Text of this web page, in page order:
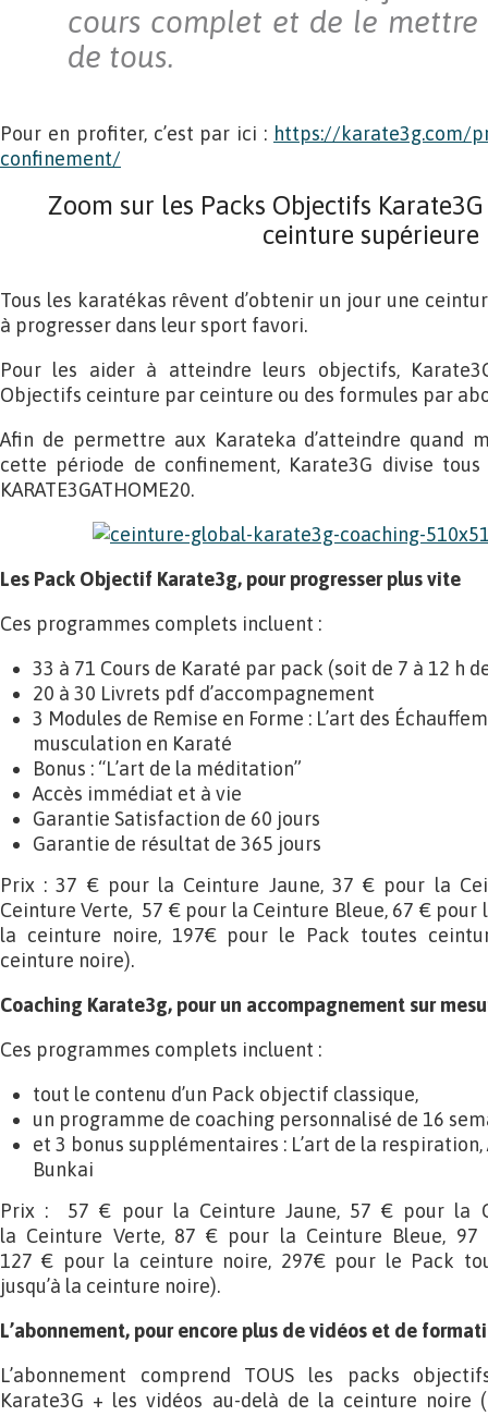
cours complet et de le
de tous.
Pour en profiter, c’est par ici : https://karate3g.com/
confinement/
Zoom sur les Packs Objectifs
ceinture supérieure
Tous les karatékas rêvent d’obtenir un jour une
à progresser dans leur sport favori.
Pour les aider à atteindre leurs objectifs,
Objectifs ceinture par ceinture ou des formules par
Afin de permettre aux Karateka d’atteindre quand
cette période de confinement, Karate3G divise
KARATE3GATHOME20.
Les Pack Objectif Karate3g, pour progresser plus vite
Ces programmes complets incluent :
33 à 71 Cours de Karaté par pack (soit de 7 à 12 h
20 à 30 Livrets pdf d’accompagnement
3 Modules de Remise en Forme : L’art des
musculation en Karaté
Bonus : “L’art de la méditation”
Accès immédiat et à vie
Garantie Satisfaction de 60 jours
Garantie de résultat de 365 jours
Prix : 37 € pour la Ceinture Jaune, 37 € pour la
Ceinture Verte, 57 € pour la Ceinture Bleue, 67 €
la ceinture noire, 197€ pour le Pack toutes
ceinture noire).
Coaching Karate3g, pour un accompagnement sur
Ces programmes complets incluent :
tout le contenu d’un Pack objectif classique,
un programme de coaching personnalisé de 16
et 3 bonus supplémentaires : L’art de la respiration,
Bunkai
Prix : 57 € pour la Ceinture Jaune, 57 € pour la
la Ceinture Verte, 87 € pour la Ceinture Bleue,
127 € pour la ceinture noire, 297€ pour le Pack
jusqu’à la ceinture noire).
L’abonnement, pour encore plus de vidéos et de
L’abonnement comprend TOUS les packs
Karate3G + les vidéos au-delà de la ceinture noire